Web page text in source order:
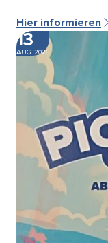
Hier informieren
13
AUG. 2026